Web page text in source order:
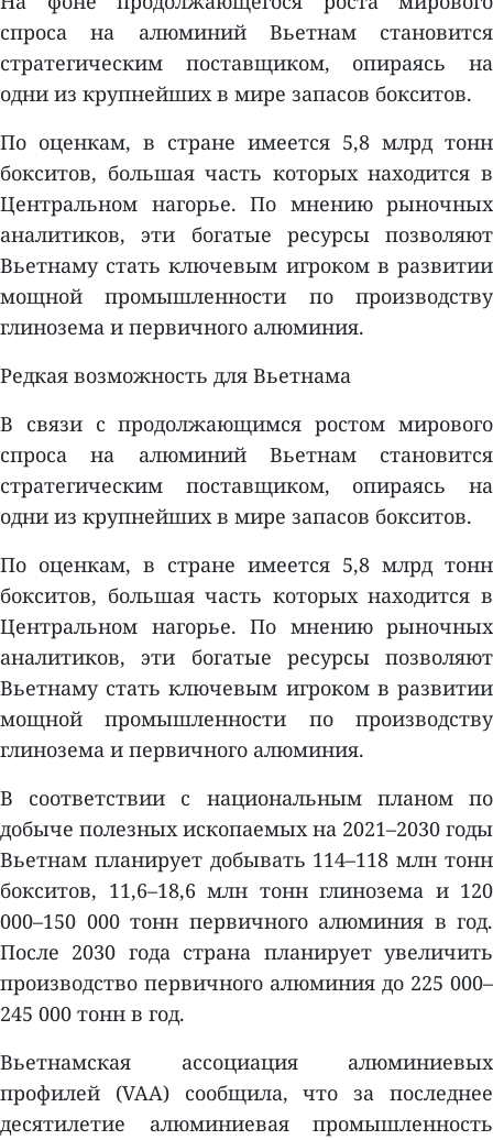
спроса на алюминий Вьетнам становится
стратегическим поставщиком, опираясь на
одни из крупнейших в мире запасов бокситов.
По оценкам, в стране имеется 5,8 млрд тонн
бокситов, большая часть которых находится в
Центральном нагорье. По мнению рыночных
аналитиков, эти богатые ресурсы позволяют
Вьетнаму стать ключевым игроком в развитии
мощной промышленности по производству
глинозема и первичного алюминия.
Редкая возможность для Вьетнама
В связи с продолжающимся ростом мирового
спроса на алюминий Вьетнам становится
стратегическим поставщиком, опираясь на
одни из крупнейших в мире запасов бокситов.
По оценкам, в стране имеется 5,8 млрд тонн
бокситов, большая часть которых находится в
Центральном нагорье. По мнению рыночных
аналитиков, эти богатые ресурсы позволяют
Вьетнаму стать ключевым игроком в развитии
мощной промышленности по производству
глинозема и первичного алюминия.
В соответствии с национальным планом по
добыче полезных ископаемых на 2021–2030 годы
Вьетнам планирует добывать 114–118 млн тонн
бокситов, 11,6–18,6 млн тонн глинозема и 120
000–150 000 тонн первичного алюминия в год.
После 2030 года страна планирует увеличить
производство первичного алюминия до 225 000–
245 000 тонн в год.
Вьетнамская ассоциация алюминиевых
профилей (VAA) сообщила, что за последнее
десятилетие алюминиевая промышленность